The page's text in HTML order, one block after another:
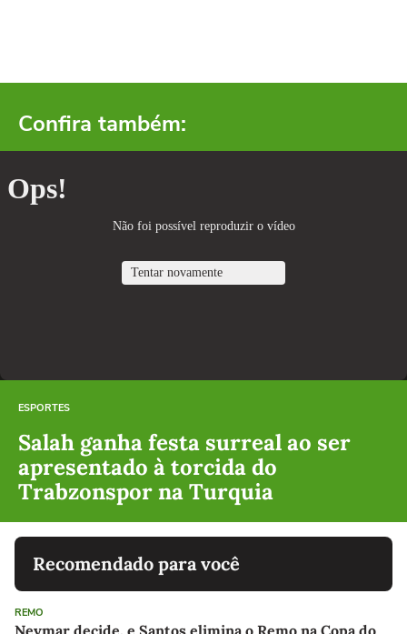
Confira também:
ESPORTES
Salah ganha festa surreal ao ser
apresentado à torcida do
Trabzonspor na Turquia
Recomendado para você
REMO